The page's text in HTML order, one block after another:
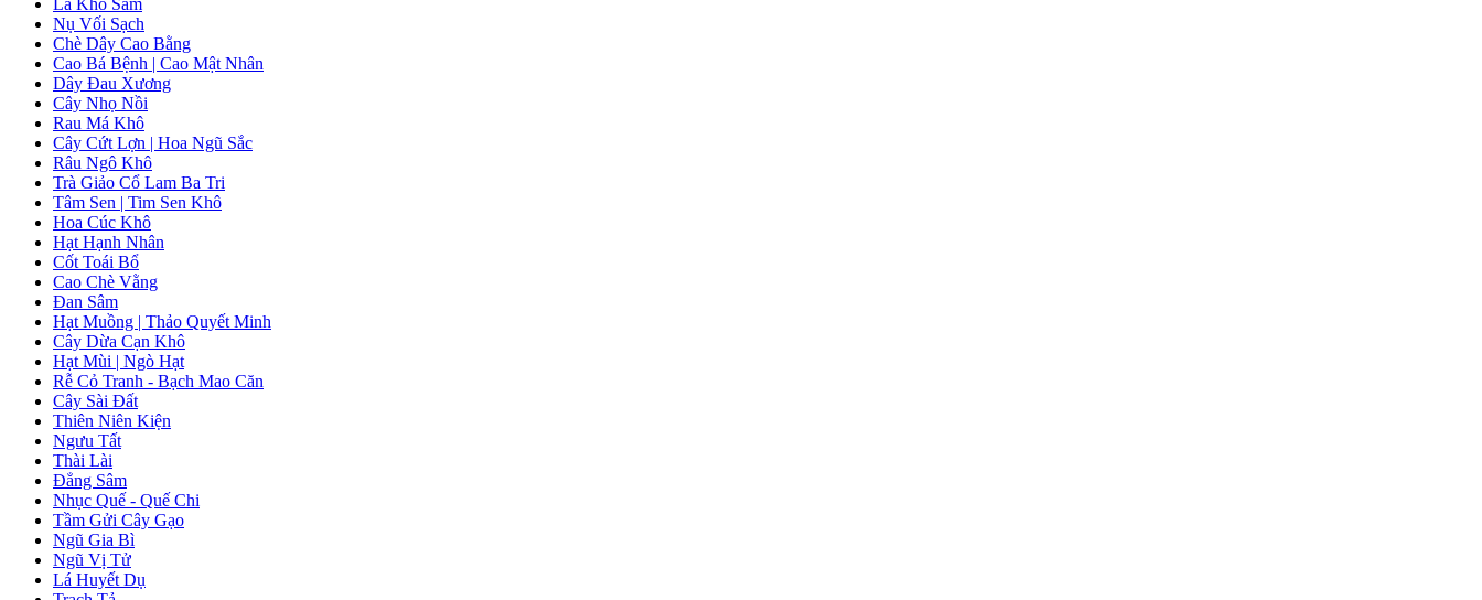
Lá Khổ Sâm
Nụ Vối Sạch
Chè Dây Cao Bằng
Cao Bá Bệnh | Cao Mật Nhân
Dây Đau Xương
Cây Nhọ Nồi
Rau Má Khô
Cây Cứt Lợn | Hoa Ngũ Sắc
Râu Ngô Khô
Trà Giảo Cổ Lam Ba Tri
Tâm Sen | Tim Sen Khô
Hoa Cúc Khô
Hạt Hạnh Nhân
Cốt Toái Bổ
Cao Chè Vằng
Đan Sâm
Hạt Muồng | Thảo Quyết Minh
Cây Dừa Cạn Khô
Hạt Mùi | Ngò Hạt
Rễ Cỏ Tranh - Bạch Mao Căn
Cây Sài Đất
Thiên Niên Kiện
Ngưu Tất
Thài Lài
Đẳng Sâm
Nhục Quế - Quế Chi
Tầm Gửi Cây Gạo
Ngũ Gia Bì
Ngũ Vị Tử
Lá Huyết Dụ